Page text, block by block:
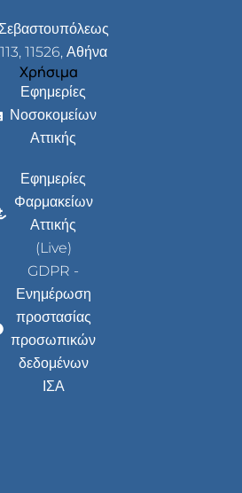
113, 11526, Αθήνα
Χρήσιμα
Εφημερίες
Νοσοκομείων
Αττικής
Εφημερίες
Φαρμακείων
Αττικής
(Live)
GDPR -
Ενημέρωση
προστασίας
προσωπικών
δεδομένων
ΙΣΑ